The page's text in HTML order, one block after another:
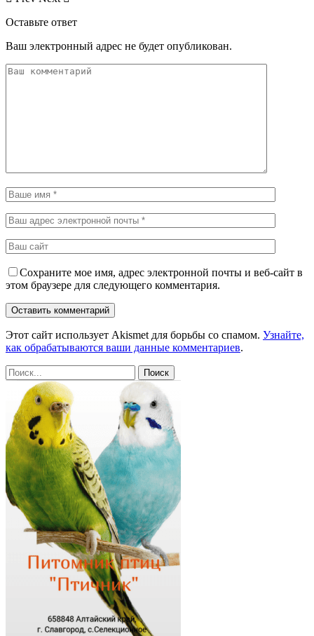
Оставьте ответ
Ваш электронный адрес не будет опубликован.
Сохраните мое имя, адрес электронной почты и веб-сайт в
этом браузере для следующего комментария.
Этот сайт использует Akismet для борьбы со спамом. Узнайте,
как обрабатываются ваши данные комментариев.